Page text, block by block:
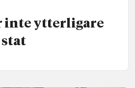
inte ytterligare
stat